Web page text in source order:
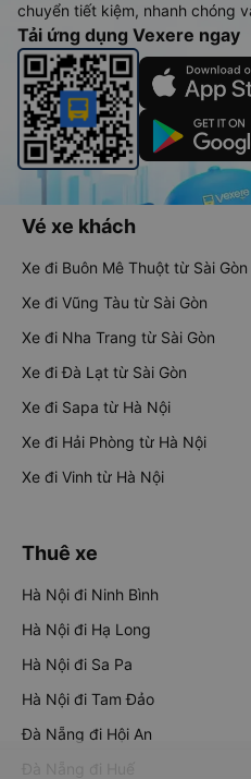
chuyển tiết kiệm, nhanh chóng
Tải ứng dụng Vexere ngay
Vé xe khách
Xe đi Buôn Mê Thuột từ Sài Gòn
Xe đi Vũng Tàu từ Sài Gòn
Xe đi Nha Trang từ Sài Gòn
Xe đi Đà Lạt từ Sài Gòn
Xe đi Sapa từ Hà Nội
Xe đi Hải Phòng từ Hà Nội
Xe đi Vinh từ Hà Nội
Thuê xe
Hà Nội đi Ninh Bình
Hà Nội đi Hạ Long
Hà Nội đi Sa Pa
Hà Nội đi Tam Đảo
Đà Nẵng đi Hội An
Đà Nẵng đi Huế